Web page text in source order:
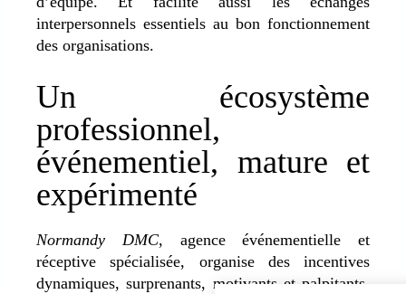
interpersonnels essentiels au bon fonctionnement
des organisations.
Un écosystème
professionnel,
événementiel, mature et
expérimenté
Normandy DMC, agence événementielle et
réceptive spécialisée, organise des incentives
dynamiques, surprenants, motivants et palpitants.